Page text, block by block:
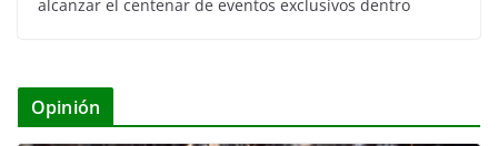
alcanzar el centenar de eventos exclusivos dentro
Opinión